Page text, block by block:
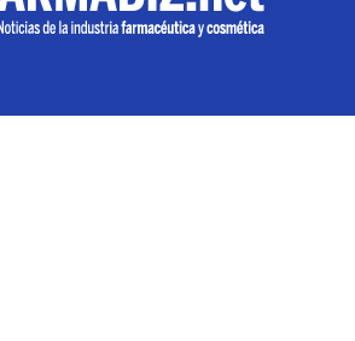
SOBRE NOSOTROS